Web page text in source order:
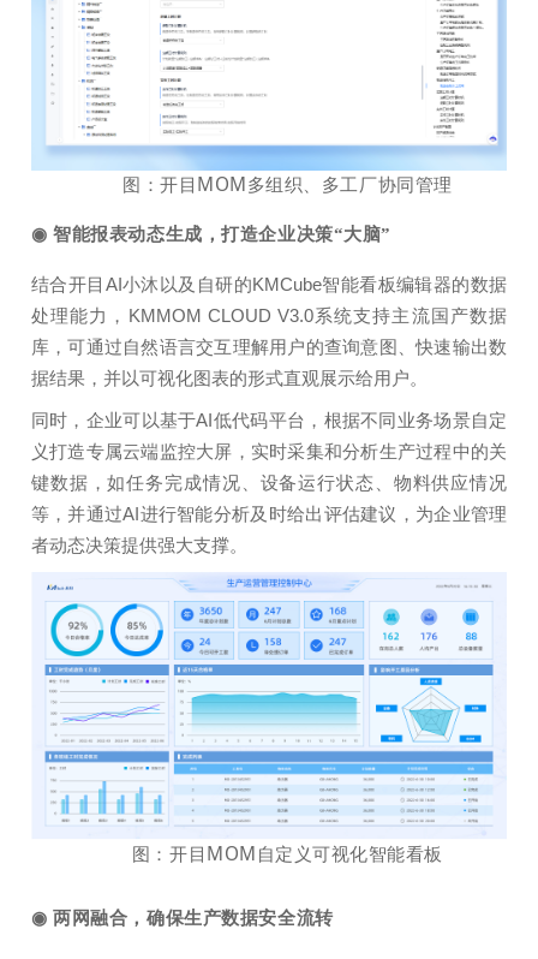
图：开目MOM多组织、多工厂协同管理
◉ 智能报表动态生成，打造企业决策“大脑”
结合开目AI小沐以及自研的KMCube智能看板编辑器的数据
处理能力，KMMOM CLOUD V3.0系统支持主流国产数据
库，可通过自然语言交互理解用户的查询意图、快速输出数
据结果，并以可视化图表的形式直观展示给用户。
同时，企业可以基于AI低代码平台，根据不同业务场景自定
义打造专属云端监控大屏，实时采集和分析⽣产过程中的关
键数据，如任务完成情况、设备运⾏状态、物料供应情况
等，并通过AI进行智能分析及时给出评估建议，为企业管理
者动态决策提供强大支撑。
图：开目MOM自定义可视化智能看板
◉ 两网融合，确保生产数据安全流转